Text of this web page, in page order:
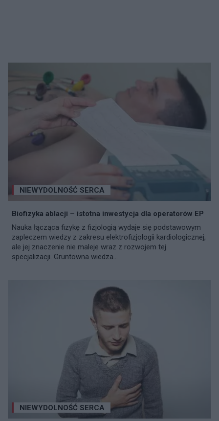
NIEWYDOLNOŚĆ SERCA
Biofizyka ablacji – istotna inwestycja dla operatorów EP
Nauka łącząca fizykę z fizjologią wydaje się podstawowym
zapleczem wiedzy z zakresu elektrofizjologii kardiologicznej,
ale jej znaczenie nie maleje wraz z rozwojem tej
specjalizacji. Gruntowna wiedza...
NIEWYDOLNOŚĆ SERCA